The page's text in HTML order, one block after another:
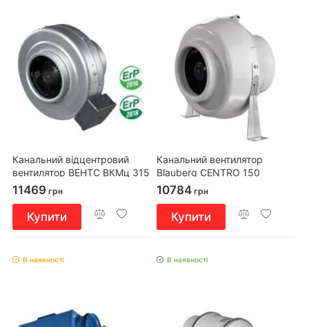
Канальний відцентровий
вентилятор ВЕНТС ВКМц 315
11469 грн
Купити
Канальний вентилятор
Blauberg CENTRO 150
10784 грн
Купити
В наявності В наявності